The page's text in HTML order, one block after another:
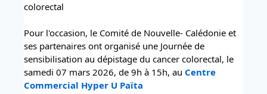
colorectal
Pour l'occasion, le Comité de Nouvelle- Calédonie et
ses partenaires ont organisé une Journée de
sensibilisation au dépistage du cancer colorectal, le
samedi 07 mars 2026, de 9h à 15h, au Centre
Commercial Hyper U Païta